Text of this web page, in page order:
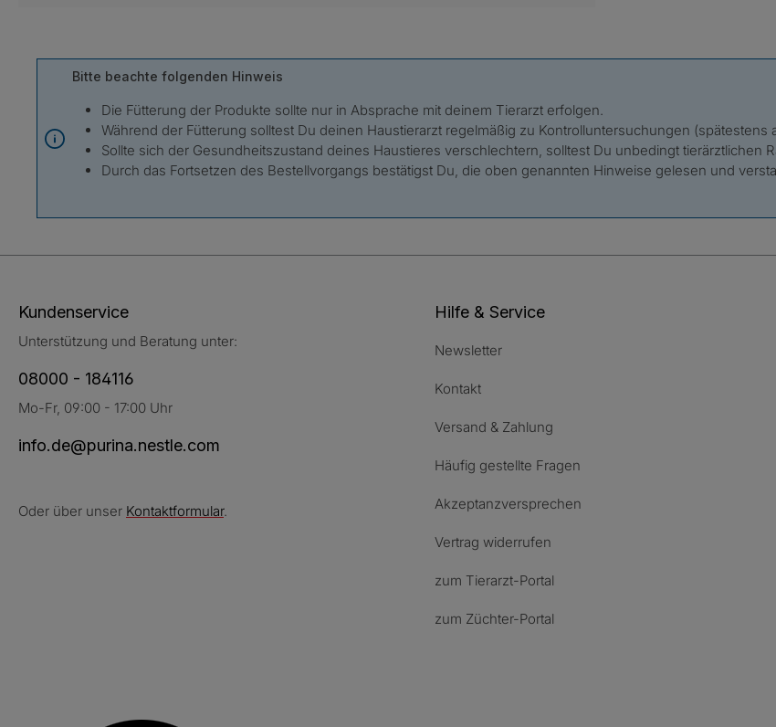
Bitte beachte folgenden Hinweis
Die Fütterung der Produkte sollte nur in Absprache mit deinem Tierarzt erfolgen.
Während der Fütterung solltest Du deinen Haustierarzt regelmäßig zu Kontrolluntersuchungen
Sollte sich der Gesundheitszustand deines Haustieres verschlechtern, solltest Du unbedingt tierärztlichen
Durch das Fortsetzen des Bestellvorgangs bestätigst Du, die oben genannten Hinweise gelesen und
Kundenservice
Unterstützung und Beratung unter:
08000 - 184116
Mo-Fr, 09:00 - 17:00 Uhr
info.de@purina.nestle.com
Oder über unser Kontaktformular.
Hilfe & Service
Newsletter
Kontakt
Versand & Zahlung
Häufig gestellte Fragen
Akzeptanzversprechen
Vertrag widerrufen
zum Tierarzt-Portal
zum Züchter-Portal